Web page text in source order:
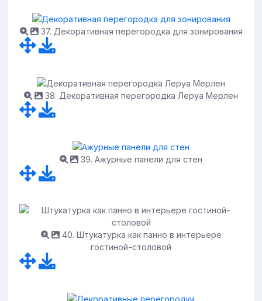
37. Декоративная перегородка для зонирования
38. Декоративная перегородка Леруа Мерлен
39. Ажурные панели для стен
40. Штукатурка как панно в интерьере
гостиной-столовой